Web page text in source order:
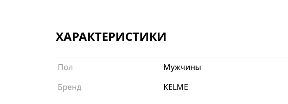
ХАРАКТЕРИСТИКИ
Пол
Мужчины
Бренд
KELME